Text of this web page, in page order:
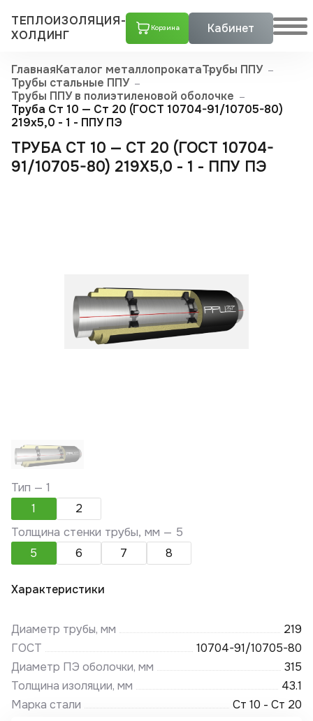
ТЕПЛОИЗОЛЯЦИЯ-
ХОЛДИНГ
Корзина Кабинет
ГлавнаяКаталог металлопрокатаТрубы ППУ
Трубы стальные ППУ
Трубы ППУ в полиэтиленовой оболочке
Труба Ст 10 — Ст 20 (ГОСТ 10704-91/10705-80)
219x5,0 - 1 - ППУ ПЭ
ТРУБА СТ 10 — СТ 20 (ГОСТ 10704-
91/10705-80) 219X5,0 - 1 - ППУ ПЭ
Тип —1
1
2
Толщина стенки трубы, мм — 5
5
6 7 8
Характеристики
Диаметр трубы, мм
219
ГОСТ
10704-91/10705-80
Диаметр ПЭ оболочки, мм
315
Толщина изоляции, мм
43.1
Марка стали
Ст 10 - Ст 20